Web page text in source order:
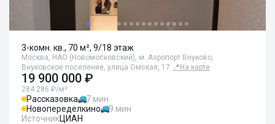
3-комн. кв., 70 м², 9/18 этаж
Москва, НАО (Новомосковский), м. Аэропорт Внуково,
Внуковское поселение, улица Омская, 17 📍 На карте
19 900 000 ₽
284 286 ₽/м²
Рассказовка
7 мин
Новопеределкино
9 мин
ИсточникЦИАН